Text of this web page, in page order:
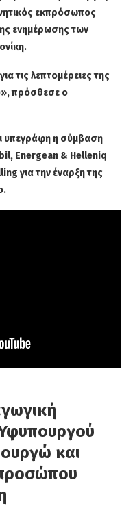
εκπρόσωπος
ενημέρωσης των
τις λεπτομέρειες της
πρόσθεσε ο
υπεγράφη η σύμβαση
Energean & Helleniq
για την έναρξη της
και